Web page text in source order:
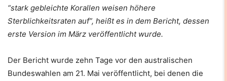
“stark gebleichte Korallen weisen höhere
Sterblichkeitsraten auf”, heißt es in dem Bericht, dessen
erste Version im März veröffentlicht wurde.
Der Bericht wurde zehn Tage vor den australischen
Bundeswahlen am 21. Mai veröffentlicht, bei denen die